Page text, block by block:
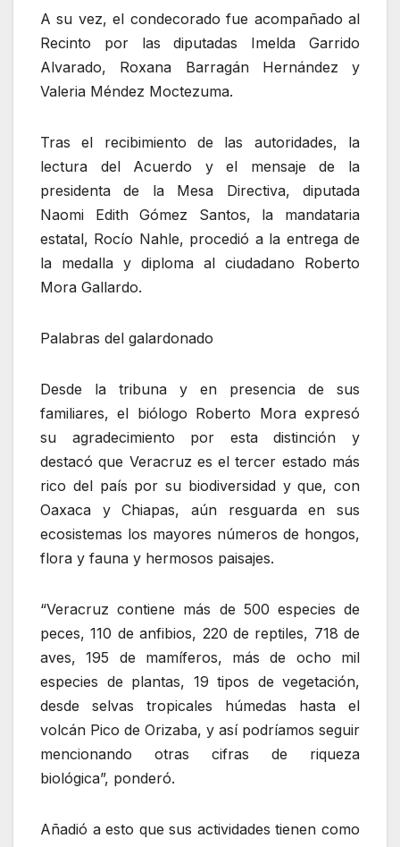
A su vez, el condecorado fue acompañado al
Recinto por las diputadas Imelda Garrido
Alvarado, Roxana Barragán Hernández y
Valeria Méndez Moctezuma.
Tras el recibimiento de las autoridades, la
lectura del Acuerdo y el mensaje de la
presidenta de la Mesa Directiva, diputada
Naomi Edith Gómez Santos, la mandataria
estatal, Rocío Nahle, procedió a la entrega de
la medalla y diploma al ciudadano Roberto
Mora Gallardo.
Palabras del galardonado
Desde la tribuna y en presencia de sus
familiares, el biólogo Roberto Mora expresó
su agradecimiento por esta distinción y
destacó que Veracruz es el tercer estado más
rico del país por su biodiversidad y que, con
Oaxaca y Chiapas, aún resguarda en sus
ecosistemas los mayores números de hongos,
flora y fauna y hermosos paisajes.
“Veracruz contiene más de 500 especies de
peces, 110 de anfibios, 220 de reptiles, 718 de
aves, 195 de mamíferos, más de ocho mil
especies de plantas, 19 tipos de vegetación,
desde selvas tropicales húmedas hasta el
volcán Pico de Orizaba, y así podríamos seguir
mencionando otras cifras de riqueza
biológica”, ponderó.
Añadió a esto que sus actividades tienen como